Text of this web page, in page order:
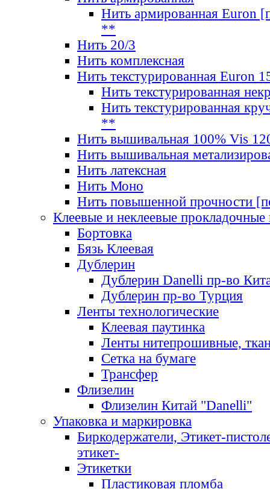
Нить армированная Euron
**
Нить 20/3
Нить комплексная
Нить текстурированная Euron
Нить текстурированная
Нить текстурированная
**
Нить вышивальная 100% Vis
Нить вышивальная
Нить латексная
Нить Моно
Нить повышенной прочности
Клеевые и неклеевые прокладочные
Бортовка
Бязь Клеевая
Дублерин
Дублерин Danelli пр-во
Дублерин пр-во Турция
Ленты технологические
Клеевая паутинка
Ленты нитепрошивные,
Сетка на бумаге
Трансфер
Флизелин
Флизелин Китай "Danelli"
Упаковка и маркировка
Биркодержатели, Этикет-
этикет-
Этикетки
Пластиковая пломба